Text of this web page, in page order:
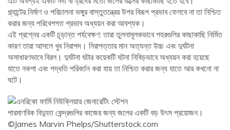
প্ল্যান্টের নির্মাণ ও পরিচালনা ভঙ্গুর বাস্তুতন্ত্রের উপর বিরূপ প্রভাব ফেলবে না তা নিশ্চিত
করার জন্য পরিবেশগত প্রভাব অধ্যয়ন করা আবশ্যক।
এই প্রশ্নের একটি চূড়ান্ত পর্যবেক্ষণ: তারা তুলনামূলকভাবে শহরগুলির কাছাকাছি নির্মিত
কারণ তারা আসলে খুব নিরাপদ। নিরাপত্তার মান অত্যন্ত উচ্চ এবং দুর্ঘটনা
অসাধারণভাবে বিরল। দুর্ঘটনা ঘটার কয়েকটি ঘটনা নিবিড়ভাবে অধ্যয়ন করা হয়েছে
যাতে নকশা এবং পদ্ধতি পরিবর্তন করা যায় তা নিশ্চিত করার জন্য যাতে আর কখনো না
ঘটে।
পারমাণবিক বিদ্যুত কেন্দ্রগুলির কাজের জন্য জলের একটি বড় উৎস প্রয়োজন।
©James Marvin Phelps/Shutterstock.com